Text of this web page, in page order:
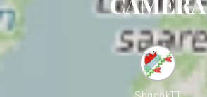
ShadokTT